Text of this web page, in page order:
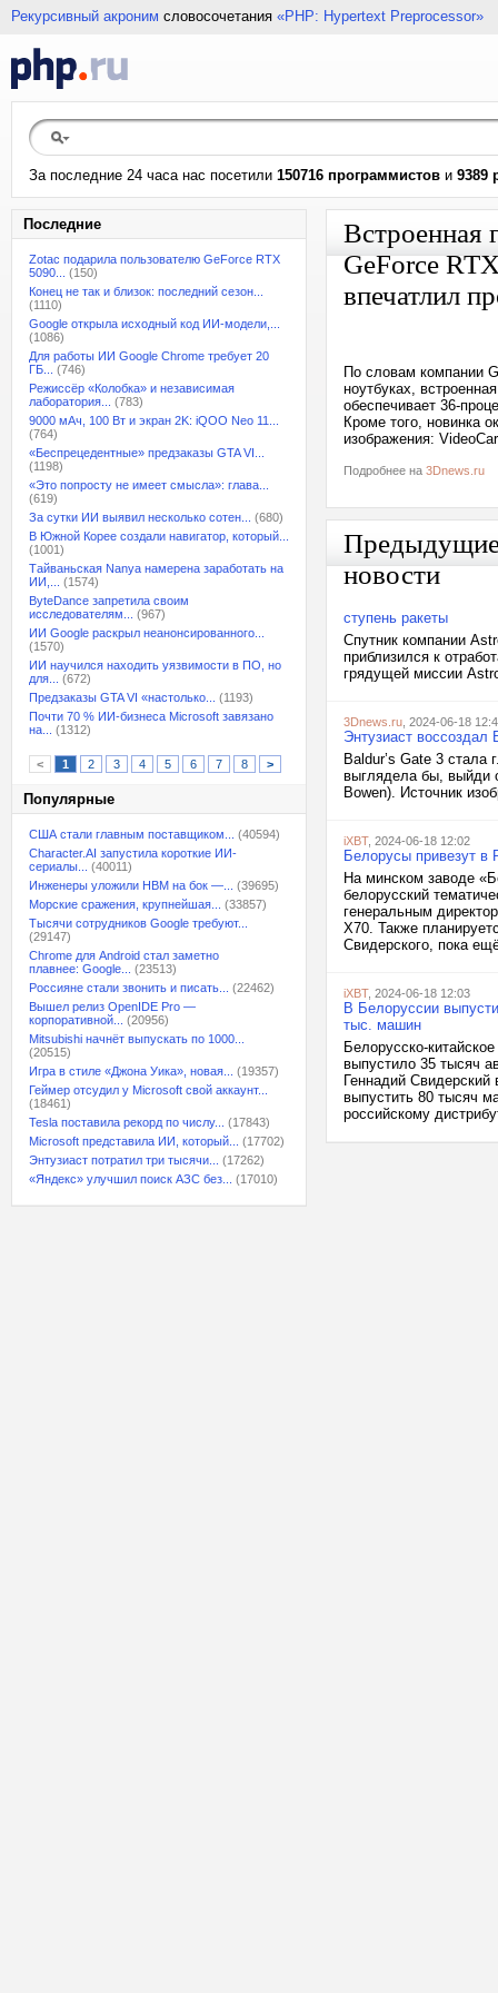
Рекурсивный акроним словосочетания «PHP: Hypertext Preprocessor»
За последние 24 часа нас посетили 150716 программистов и 9389
Последние
Zotac подарила пользователю GeForce RTX
5090...
(150)
Конец не так и близок: последний сезон...
(1110)
Google открыла исходный код ИИ-модели,...
(1086)
Для работы ИИ Google Chrome требует 20
ГБ...
(746)
Режиссёр «Колобка» и независимая
лаборатория...
(783)
9000 мАч, 100 Вт и экран 2K: iQOO Neo 11...
(764)
«Беспрецедентные» предзаказы GTA VI...
(1198)
«Это попросту не имеет смысла»: глава...
(619)
За сутки ИИ выявил несколько сотен...
(680)
В Южной Корее создали навигатор, который...
(1001)
Тайваньская Nanya намерена заработать на
ИИ,...
(1574)
ByteDance запретила своим
исследователям...
(967)
ИИ Google раскрыл неанонсированного...
(1570)
ИИ научился находить уязвимости в ПО, но
для...
(672)
Предзаказы GTA VI «настолько...
(1193)
Почти 70 % ИИ-бизнеса Microsoft завязано
на...
(1312)
< 1 2 3 4 5 6 7 8 >
Популярные
США стали главным поставщиком...
(40594)
Character.AI запустила короткие ИИ-
сериалы...
(40011)
Инженеры уложили HBM на бок —...
(39695)
Морские сражения, крупнейшая...
(33857)
Тысячи сотрудников Google требуют...
(29147)
Chrome для Android стал заметно
плавнее: Google...
(23513)
Россияне стали звонить и писать...
(22462)
Вышел релиз OpenIDE Pro —
корпоративной...
(20956)
Mitsubishi начнёт выпускать по 1000...
(20515)
Игра в стиле «Джона Уика», новая...
(19357)
Геймер отсудил у Microsoft свой аккаунт...
(18461)
Tesla поставила рекорд по числу...
(17843)
Microsoft представила ИИ, который...
(17702)
Энтузиаст потратил три тысячи...
(17262)
«Яндекс» улучшил поиск АЗС без...
(17010)
Встроенная
GeForce
впечатлил
По словам компании
ноутбуках,
обеспечивает 36-
Кроме того, новинка
изображения:
Подробнее на 3Dnews.ru
новости
ступень ракеты
Спутник компании
приблизился к
грядущей миссии
3Dnews.ru , 2024-06-18
Энтузиаст воссоздал
Baldur’s Gate 3 стала
выглядела бы, выйди
Bowen). Источник
iXBT, 2024-06-18 12:02
Белорусы привезут в
На минском заводе
белорусский
генеральным
X70. Также
Свидерского, пока
iXBT, 2024-06-18 12:03
В Белоруссии
тыс. машин
Белорусско-
выпустило 35 тысяч
Геннадий Свидерский
выпустить 80 тысяч
российскому